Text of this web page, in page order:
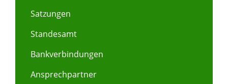
Satzungen
Standesamt
Bankverbindungen
Ansprechpartner